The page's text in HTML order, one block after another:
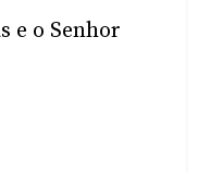
e o Senhor